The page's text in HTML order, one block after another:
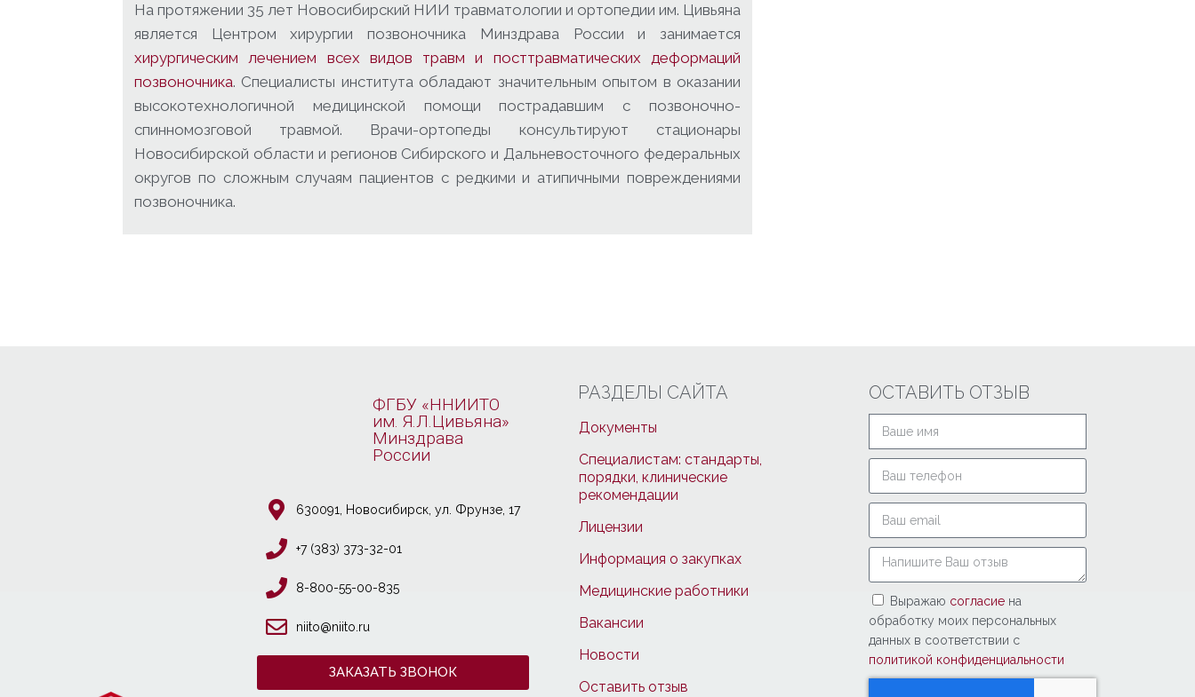
На протяжении 35 лет Новосибирский НИИ травматологии и ортопедии им. Цивьяна
является Центром хирургии позвоночника Минздрава России и занимается
хирургическим лечением всех видов травм и посттравматических деформаций
позвоночника. Специалисты института обладают значительным опытом в оказании
высокотехнологичной медицинской помощи пострадавшим с позвоночно-
спинномозговой травмой. Врачи-ортопеды консультируют стационары
Новосибирской области и регионов Сибирского и Дальневосточного федеральных
округов по сложным случаям пациентов с редкими и атипичными повреждениями
позвоночника.
ФГБУ «ННИИТО
им. Я.Л.Цивьяна»
Минздрава
России
630091, Новосибирcк, ул. Фрунзе, 17
+7 (383) 373-32-01
8-800-55-00-835
niito@niito.ru
ЗАКАЗАТЬ ЗВОНОК
РАЗДЕЛЫ САЙТА
Документы
Специалистам: стандарты,
порядки, клинические
рекомендации
Лицензии
Информация о закупках
Медицинские работники
Вакансии
Новости
Оставить отзыв
ОСТАВИТЬ ОТЗЫВ
Выражаю согласие на
обработку моих персональных
данных в соответствии с
политикой конфиденциальности